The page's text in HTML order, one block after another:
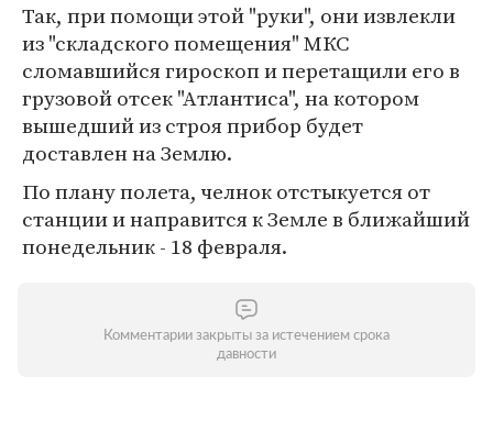
Так, при помощи этой "руки", они извлекли
из "складского помещения" МКС
сломавшийся гироскоп и перетащили его в
грузовой отсек "Атлантиса", на котором
вышедший из строя прибор будет
доставлен на Землю.
По плану полета, челнок отстыкуется от
станции и направится к Земле в ближайший
понедельник - 18 февраля.
Комментарии закрыты за истечением срока
давности